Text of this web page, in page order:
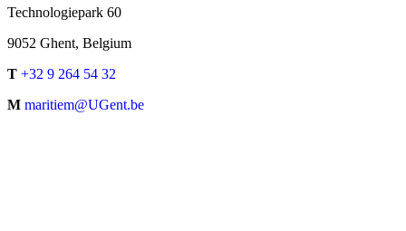
Technologiepark 60
9052 Ghent, Belgium
T +32 9 264 54 32
M maritiem@UGent.be